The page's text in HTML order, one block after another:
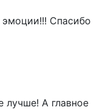
Спасибо
лучше! А главное